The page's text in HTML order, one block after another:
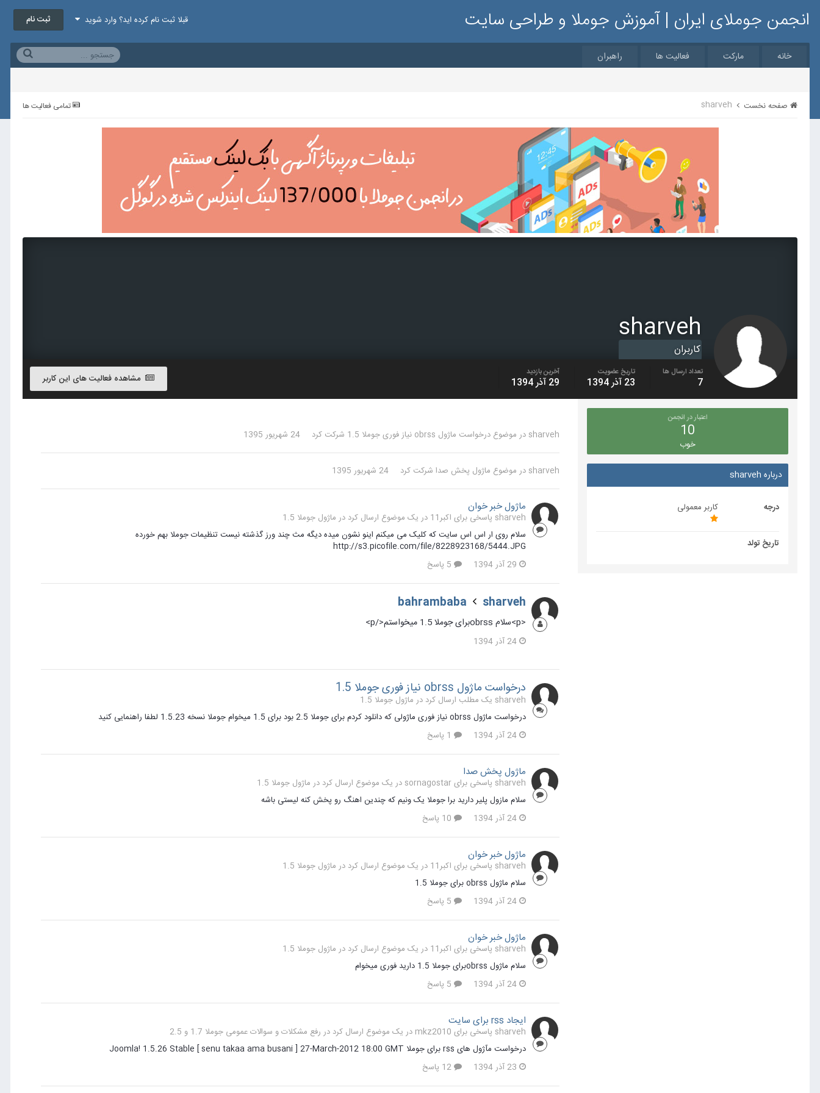
انجمن جوملای ایران | آموزش جوملا و طراحی سایت قبلا ثبت نام کرده اید؟ وارد شوید ثبت نام
خانه مارکت فعالیت ها راهبران
تمامی فعالیت ها صفحه نخست sharveh
sharveh
کاربران
مشاهده فعالیت های این کاربر تعداد ارسال ها
7
تاریخ عضویت
23 آذر 1394
آخرین بازدید
29 آذر 1394
اعتبار در انجمن
10
خوب
درباره sharveh
درجه کاربر معمولی
تاریخ تولد
sharveh در موضوع درخواست ماژول obrss نیاز فوری جوملا 1.5 شرکت کرد 24 شهریور 1395
sharveh در موضوع ماژول پخش صدا شرکت کرد 24 شهریور 1395
ماژول خبر خوان
sharveh پاسخی برای اکبر11 در یک موضوع ارسال کرد در
ماژول جوملا 1.5
سلام روی ار اس اس سایت که کلیک می میکنم اینو نشون میده دیگه مث چند ورز گذشته نیست تنظیمات جوملا بهم خورده
http://s3.picofile.com/file/8228923168/5444.JPG
29 آذر 1394
sharveh
bahrambaba
<p>سلام obrssبرای جوملا 1.5 میخواستم</p>
24 آذر 1394
درخواست ماژول obrss نیاز فوری جوملا 1.5
sharveh یک مطلب ارسال کرد در
ماژول جوملا 1.5
درخواست ماژول obrss نیاز فوری ماژولی که دانلود کردم برای جوملا 2.5 بود برای 1.5 میخوام جوملا نسخه 1.5.23 لطفا راهنمایی کنید
24 آذر 1394
ماژول پخش صدا
sharveh پاسخی برای sornagostar در یک موضوع ارسال کرد در
ماژول جوملا 1.5
سلام مازول پلیر دارید برا جوملا یک ونیم که چندین اهنگ رو پخش کنه لیستی باشه
24 آذر 1394
ماژول خبر خوان
sharveh پاسخی برای اکبر11 در یک موضوع ارسال کرد در
ماژول جوملا 1.5
سلام ماژول obrss برای جوملا 1.5
24 آذر 1394
ماژول خبر خوان
sharveh پاسخی برای اکبر11 در یک موضوع ارسال کرد در
ماژول جوملا 1.5
سلام ماژول obrssبرای جوملا 1.5 دارید فوری میخوام
24 آذر 1394
ایجاد rss برای سایت
sharveh پاسخی برای mkz2010 در یک موضوع ارسال کرد در
رفع مشکلات و سوالات عمومی جوملا 1.7 و 2.5
درخواست مآژول های rss برای جوملا Joomla! 1.5.26 Stable [ senu takaa ama busani ] 27-March-2012 18:00 GMT
23 آذر 1394